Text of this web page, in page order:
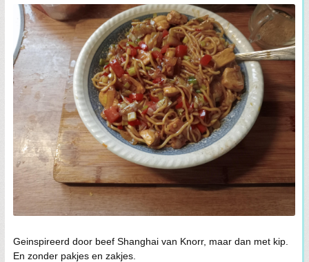
Geinspireerd door beef Shanghai van Knorr, maar dan met kip.
En zonder pakjes en zakjes.